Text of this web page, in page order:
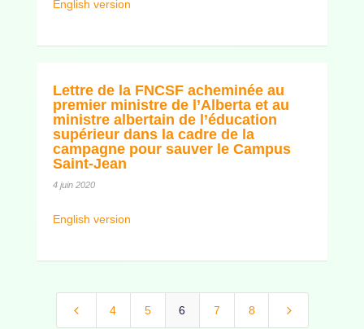
English version
Lettre de la FNCSF acheminée au
premier ministre de l’Alberta et au
ministre albertain de l’éducation
supérieur dans la cadre de la
campagne pour sauver le Campus
Saint-Jean
4 juin 2020
English version
4 4 5 6 7 8 5